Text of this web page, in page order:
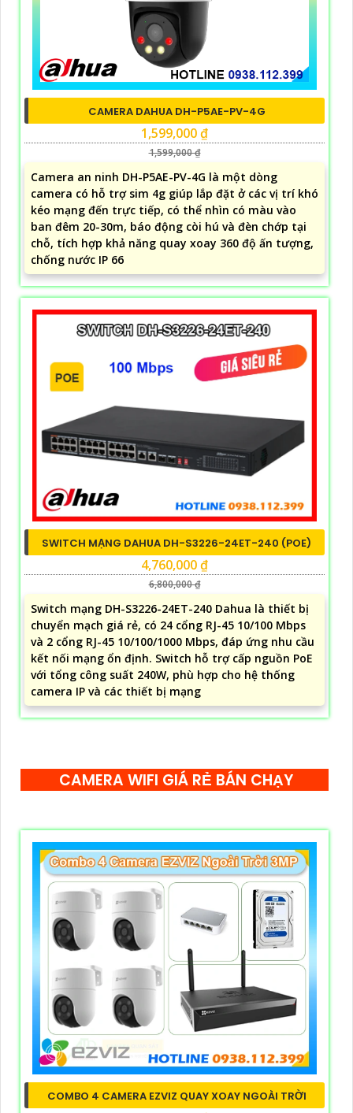
CAMERA DAHUA DH-P5AE-PV-4G
1,599,000 ₫
1,599,000 ₫
Camera an ninh DH-P5AE-PV-4G là một dòng
camera có hỗ trợ sim 4g giúp lắp đặt ở các vị trí khó
kéo mạng đến trực tiếp, có thể nhìn có màu vào
ban đêm 20-30m, báo động còi hú và đèn chớp tại
chỗ, tích hợp khả năng quay xoay 360 độ ấn tượng,
chống nước IP 66
SWITCH MẠNG DAHUA DH-S3226-24ET-240 (POE)
4,760,000 ₫
6,800,000 ₫
Switch mạng DH-S3226-24ET-240 Dahua là thiết bị
chuyển mạch giá rẻ, có 24 cổng RJ-45 10/100 Mbps
và 2 cổng RJ-45 10/100/1000 Mbps, đáp ứng nhu cầu
kết nối mạng ổn định. Switch hỗ trợ cấp nguồn PoE
với tổng công suất 240W, phù hợp cho hệ thống
camera IP và các thiết bị mạng
CAMERA WIFI GIÁ RẺ BÁN CHẠY
COMBO 4 CAMERA EZVIZ QUAY XOAY NGOÀI TRỜI